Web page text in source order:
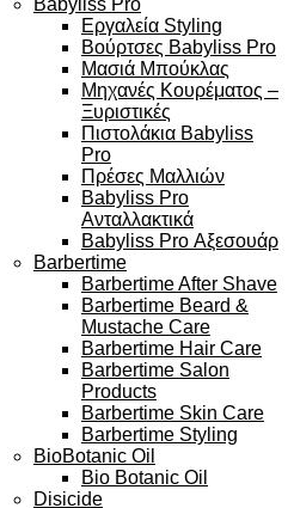
Babyliss Pro
Εργαλεία Styling
Βούρτσες Babyliss Pro
Μασιά Μπούκλας
Μηχανές Κουρέματος –
Ξυριστικές
Πιστολάκια Babyliss
Pro
Πρέσες Μαλλιών
Babyliss Pro
Ανταλλακτικά
Babyliss Pro Αξεσουάρ
Barbertime
Barbertime After Shave
Barbertime Beard &
Mustache Care
Barbertime Hair Care
Barbertime Salon
Products
Barbertime Skin Care
Barbertime Styling
BioBotanic Oil
Bio Botanic Oil
Disicide